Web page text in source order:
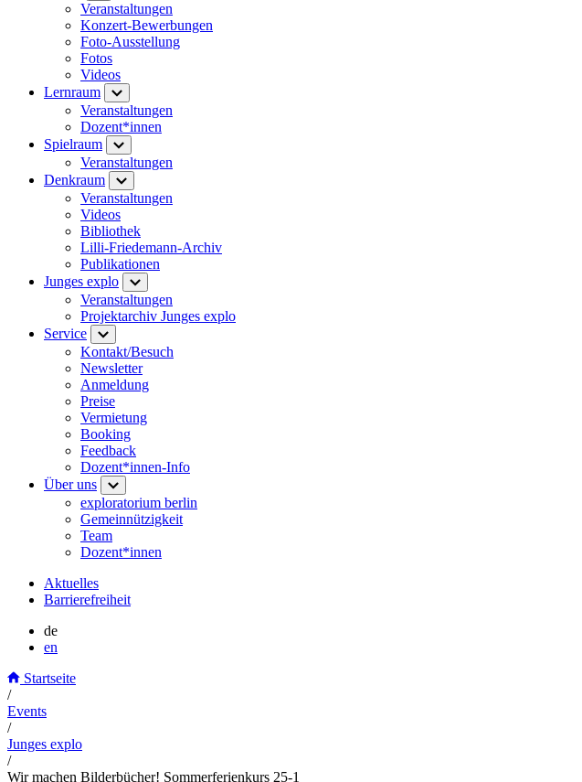
Veranstaltungen
Konzert-Bewerbungen
Foto-Ausstellung
Fotos
Videos
Lernraum
Veranstaltungen
Dozent*innen
Spielraum
Veranstaltungen
Denkraum
Veranstaltungen
Videos
Bibliothek
Lilli-Friedemann-Archiv
Publikationen
Junges explo
Veranstaltungen
Projektarchiv Junges explo
Service
Kontakt/Besuch
Newsletter
Anmeldung
Preise
Vermietung
Booking
Feedback
Dozent*innen-Info
Über uns
exploratorium berlin
Gemeinnützigkeit
Team
Dozent*innen
Aktuelles
Barrierefreiheit
de
en
Startseite
/
Events
/
Junges explo
/
Wir machen Bilderbücher! Sommerferienkurs 25-1